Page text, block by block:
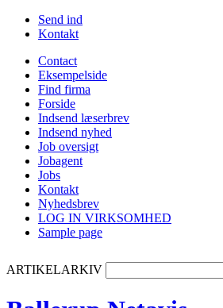
Send ind
Kontakt
Contact
Eksempelside
Find firma
Forside
Indsend læserbrev
Indsend nyhed
Job oversigt
Jobagent
Jobs
Kontakt
Nyhedsbrev
LOG IN VIRKSOMHED
Sample page
ARTIKELARKIV